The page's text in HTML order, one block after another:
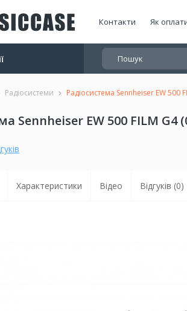
Контакти Як
Радіосистеми Радіосистема Sennheiser EW 500
Sennheiser EW 500 FILM G4
Характеристики Відео Відгуків (0)